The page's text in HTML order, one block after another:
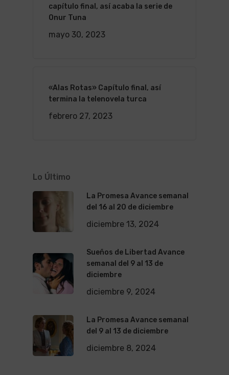
capítulo final, así acaba la serie de
Onur Tuna
mayo 30, 2023
«Alas Rotas» Capítulo final, así
termina la telenovela turca
febrero 27, 2023
Lo Último
La Promesa Avance semanal
del 16 al 20 de diciembre
diciembre 13, 2024
Sueños de Libertad Avance
semanal del 9 al 13 de
diciembre
diciembre 9, 2024
La Promesa Avance semanal
del 9 al 13 de diciembre
diciembre 8, 2024